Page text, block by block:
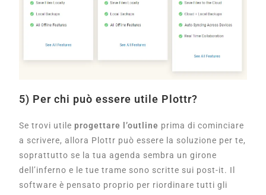
5) Per chi può essere utile Plottr?
Se trovi utileprogettare l’outline prima di cominciare
a scrivere, allora Plottr può essere la soluzione per te,
soprattutto se la tua agenda sembra un girone
dell’inferno e le tue trame sono scritte sui post-it. Il
software è pensato proprio per riordinare tutti gli